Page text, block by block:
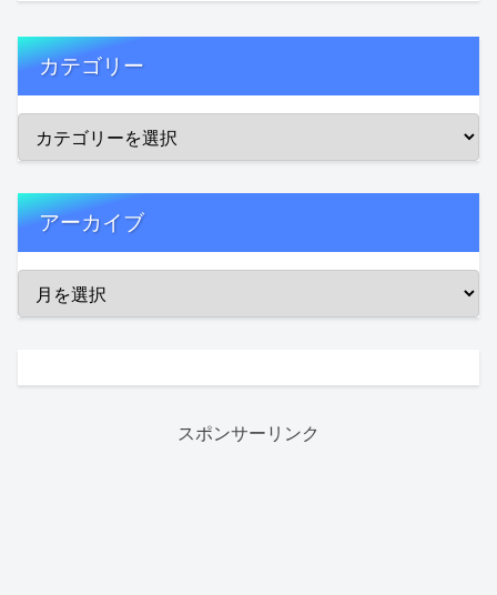
カテゴリー
アーカイブ
スポンサーリンク